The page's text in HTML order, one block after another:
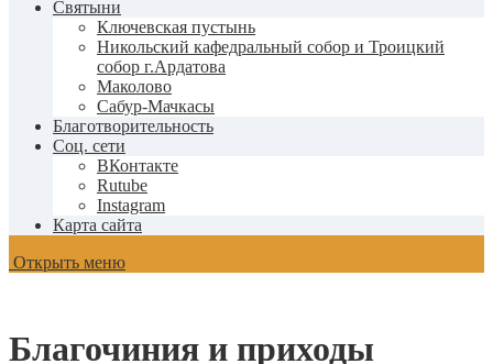
Святыни
Ключевская пустынь
Никольский кафедральный собор и Троицкий
собор г.Ардатова
Маколово
Сабур-Мачкасы
Благотворительность
Соц. сети
ВКонтакте
Rutube
Instagram
Карта сайта
Открыть меню
Благочиния и приходы